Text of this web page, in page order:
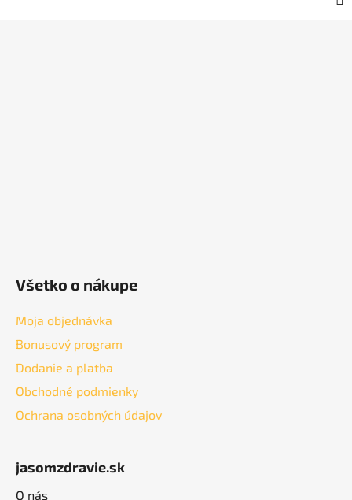
Všetko o nákupe
Moja objednávka
Bonusový program
Dodanie a platba
Obchodné podmienky
Ochrana osobných údajov
jasomzdravie.sk
O nás